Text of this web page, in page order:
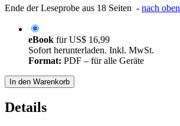
Ende der Leseprobe aus 18 Seiten - nach oben
eBook fürUS$ 16,99
Sofort herunterladen. Inkl. MwSt.
Format: PDF – für alle Geräte
In den Warenkorb
Details